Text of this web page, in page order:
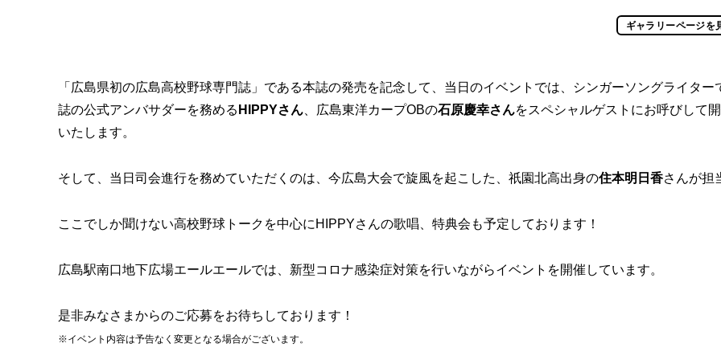
ギャラリーページを
「広島県初の広島高校野球専門誌」である本誌の発売を記念して、当日のイベントでは、シンガーソングライター
誌の公式アンバサダーを務める HIPPYさん、広島東洋カープOBの石原慶幸さんをスペシャルゲストにお呼びして
いたします。
そして、当日司会進行を務めていただくのは、今広島大会で旋風を起こした、祇園北高出身の住本明日香さんが担
ここでしか聞けない高校野球トークを中心にHIPPYさんの歌唱、特典会も予定しております！
広島駅南口地下広場エールエールでは、新型コロナ感染症対策を行いながらイベントを開催しています。
是非みなさまからのご応募をお待ちしております！
※イベント内容は予告なく変更となる場合がございます。